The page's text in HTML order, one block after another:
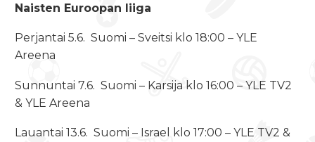
Naisten Euroopan liiga
Perjantai 5.6. Suomi – Sveitsi klo 18:00 – YLE
Areena
Sunnuntai 7.6. Suomi – Karsija klo 16:00 – YLE TV2
& YLE Areena
Lauantai 13.6. Suomi – Israel klo 17:00 – YLE TV2 &